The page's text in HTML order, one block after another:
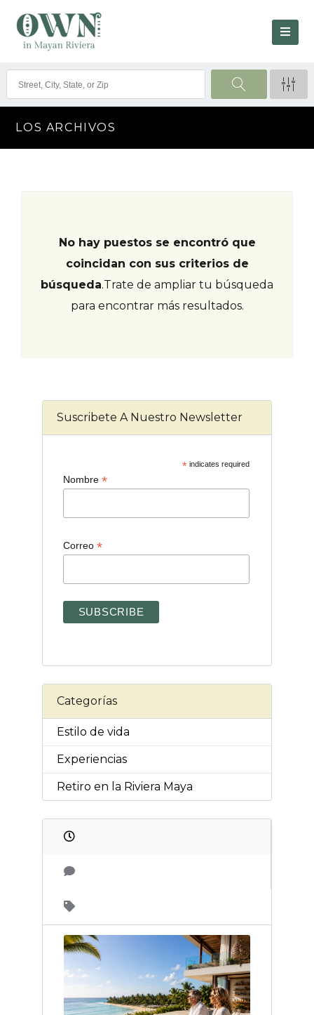
LOS ARCHIVOS
No hay puestos se encontró que
coincidan con sus criterios de
búsqueda.Trate de ampliar tu búsqueda
para encontrar más resultados.
Suscribete A Nuestro Newsletter
*indicates required
Nombre *
Correo *
Categorías
Estilo de vida
Experiencias
Retiro en la Riviera Maya